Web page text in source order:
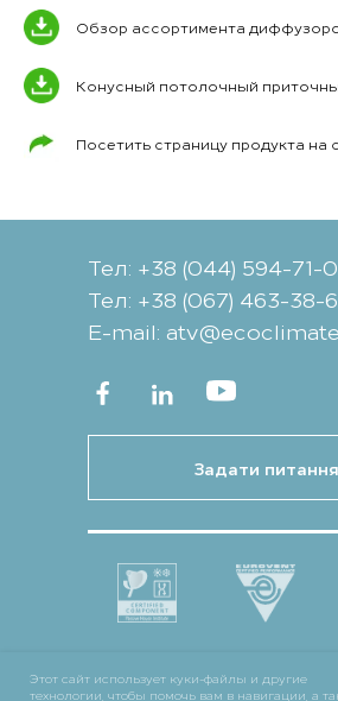
Этот сайт использует куки-файлы и другие
технологии, чтобы помочь вам в навигации, а
Обзор ассортимента
Конусный потолочный
Посетить страницу продукта на
Тел: +38 (044) 594-71-
Тел: +38 (067) 463-38-
Е-mail:
Задати питання